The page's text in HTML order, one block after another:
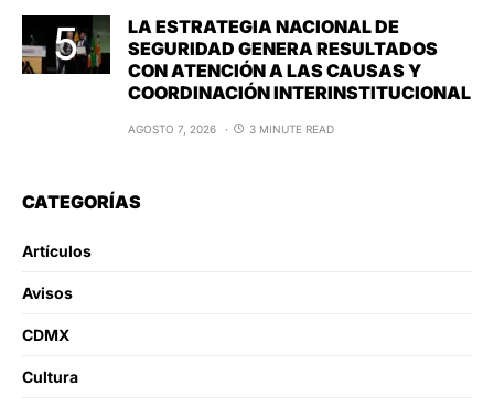
LA ESTRATEGIA NACIONAL DE
SEGURIDAD GENERA RESULTADOS
CON ATENCIÓN A LAS CAUSAS Y
COORDINACIÓN INTERINSTITUCIONAL
AGOSTO 7, 2026 3 MINUTE READ
CATEGORÍAS
Artículos
Avisos
CDMX
Cultura